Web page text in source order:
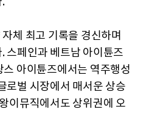
체 최고 기록을 경신하며
스페인과 베트남 아이튠즈
아이튠즈에서는 역주행성
로벌 시장에서 매서운 상승
이뮤직에서도 상위권에 오